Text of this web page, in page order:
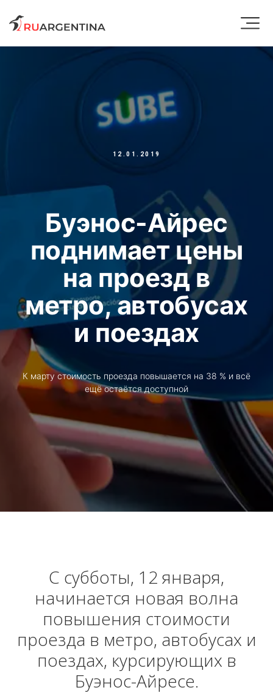
12.01.2019
Буэнос-Айрес
поднимает цены
на проезд в
метро, автобусах
и поездах
К марту стоимость проезда повышается на 38 % и всё
ещё остаётся доступной
С субботы, 12 января,
начинается новая волна
повышения стоимости
проезда в метро, автобусах и
поездах, курсирующих в
Буэнос-Айресе.